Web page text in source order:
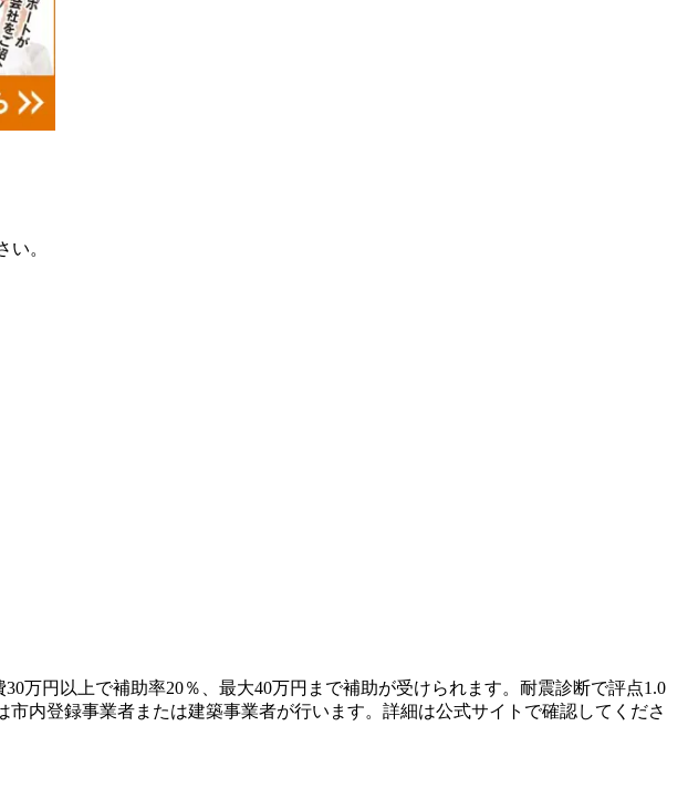
。
万円以上で補助率20％、最大40万円まで補助が受けられます。耐震診断で評点1.0
内登録事業者または建築事業者が行います。詳細は公式サイトで確認してくださ